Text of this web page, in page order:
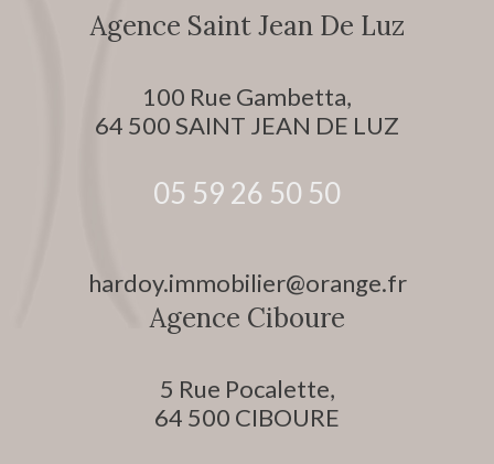
Agence Saint Jean De Luz
100 Rue Gambetta,
64 500SAINT JEAN DE LUZ
05 59 26 50 50
Agence Ciboure
5 Rue Pocalette,
64 500 CIBOURE
hardoy.immobilier@orange.fr